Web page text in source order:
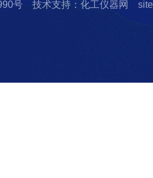
号 技术支持：化工仪器网